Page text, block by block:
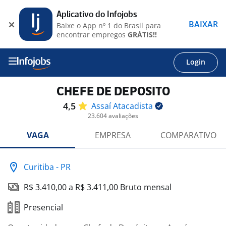
Login
CHEFE DE DEPOSITO
4,5 AssaíAtacadista
23.604 avaliações
VAGA EMPRESA COMPARATIVO
Curitiba - PR
R$ 3.410,00 a R$ 3.411,00 Bruto mensal
Presencial
Aplicativo do Infojobs
Baixe o App nº 1 do Brasil para
encontrar empregos GRÁTIS!!
BAIXAR